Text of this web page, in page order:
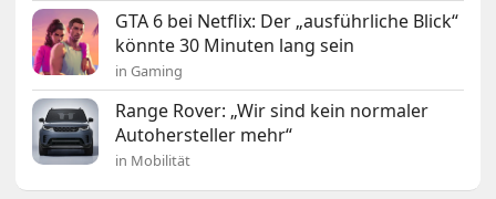
GTA 6 bei Netflix: Der „ausführliche Blick“
könnte 30 Minuten lang sein
in Gaming
Range Rover: „Wir sind kein normaler
Autohersteller mehr“
in Mobilität